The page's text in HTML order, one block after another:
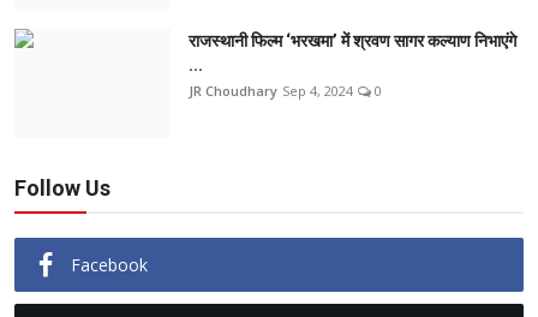
राजस्थानी फिल्म ‘भरखमा’ में श्रवण सागर कल्याण निभाएंगे
...
JR Choudhary Sep 4, 2024 0
Follow Us
Facebook